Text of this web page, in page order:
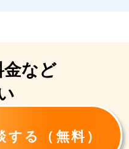
金など
する（無料）